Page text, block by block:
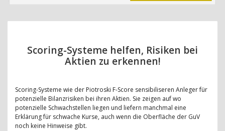
Scoring-Systeme helfen, Risiken bei
Aktien zu erkennen!
Scoring-Systeme wie der Piotroski F-Score sensibiliseren Anleger für
potenzielle Bilanzrisiken bei ihren Aktien. Sie zeigen auf wo
potenzielle Schwachstellen liegen und liefern manchmal eine
Erklärung für schwache Kurse, auch wenn die Oberfläche der GuV
noch keine Hinweise gibt.